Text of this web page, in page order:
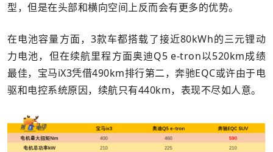
型，但是在头部和横向空间上反而会有更多的优势。
在电池容量方面，3款车都搭载了接近80kWh的三元锂动
力电池，但在续航里程方面奥迪Q5 e-tron以520km成绩
最佳，宝马iX3凭借490km排行第二，奔驰EQC或许由于电
驱和电控系统原因，续航只有440km，表现不尽如人意。